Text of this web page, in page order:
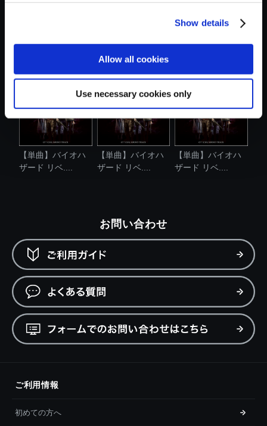
Show details
Allow all cookies
Use necessary cookies only
【単曲】バイオハ
ザード リベ....
【単曲】バイオハ
ザード リベ....
【単曲】バイオハ
ザード リベ....
お問い合わせ
ご利用情報
初めての方へ